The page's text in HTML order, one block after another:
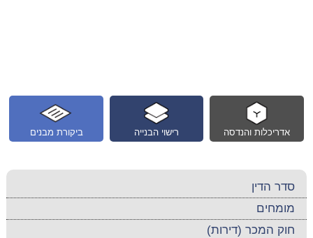
ביקורת מבנים רישוי הבנייה אדריכלות והנדסה
סדר הדין
מומחים
חוק המכר (דירות)